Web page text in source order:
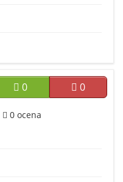
0 0
0 ocena